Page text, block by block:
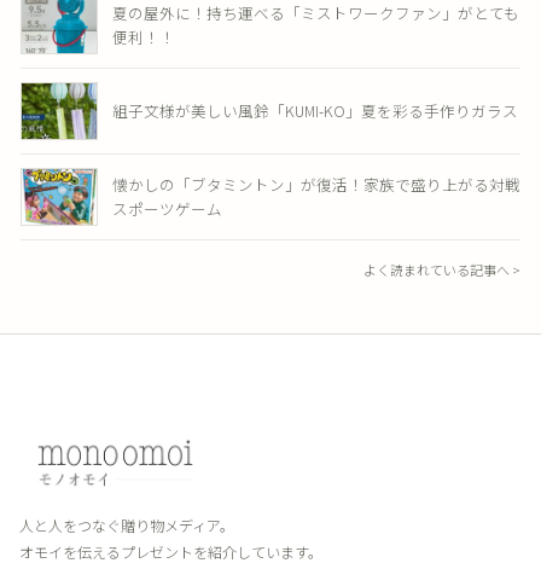
夏の屋外に！持ち運べる「ミストワークファン」がとても
便利！！
組子文様が美しい風鈴「KUMI-KO」夏を彩る手作りガラス
懐かしの「ブタミントン」が復活！家族で盛り上がる対戦
スポーツゲーム
よく読まれている記事へ >
人と人をつなぐ贈り物メディア。
オモイを伝えるプレゼントを紹介しています。